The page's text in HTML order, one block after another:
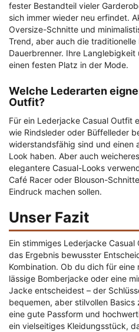
fester Bestandteil vieler
sich immer wieder neu erfindet.
Oversize-Schnitte und
Trend, aber auch die
Dauerbrenner. Ihre
einen festen Platz in der Mode.
Welche Lederarten
Outfit?
Für ein Lederjacke Casual Outfit
wie Rindsleder oder Büffelleder
widerstandsfähig sind und einen
Look haben. Aber auch
elegantere Casual-Looks
Café Racer oder Blouson-
Eindruck machen sollen.
Unser Fazit
Ein stimmiges Lederjacke
das Ergebnis bewusster
Kombination. Ob du dich für
lässige Bomberjacke oder eine
Jacke entscheidest – der
bequemen, aber stilvollen
eine gute Passform und
ein vielseitiges Kleidungsstück,